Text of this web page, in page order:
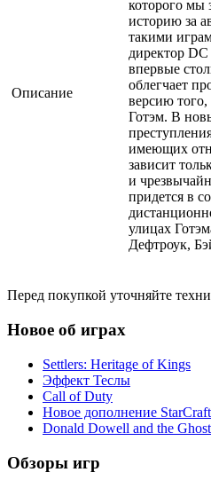
Описание
которого мы
историю за
такими
директор
впервые
облегчает
версию
Готэм. В
имеющих
зависит
и
придется в
улицах
Дефтроук,
Перед покупкой уточняйте
Новое об играх
Settlers: Heritage of Kings
Эффект Теслы
Call of Duty
Новое дополнение
Donald Dowell and the
Обзоры игр